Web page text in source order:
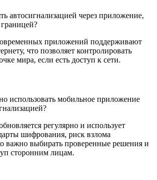
автосигнализацией через приложение,
приложений поддерживают
что позволяет контролировать
мира, если есть доступ к сети.
использовать мобильное приложение
регулярно и использует
шифрования, риск взлома
важно выбирать проверенные решения и
сторонним лицам.